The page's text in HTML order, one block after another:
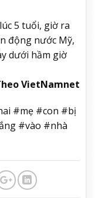
5 tuổi, giờ ra
động nước Mỹ,
dưới hầm giờ
VietNamnet
#mẹ #con #bị
#vào #nhà